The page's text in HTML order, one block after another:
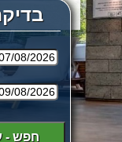
חפש - עד